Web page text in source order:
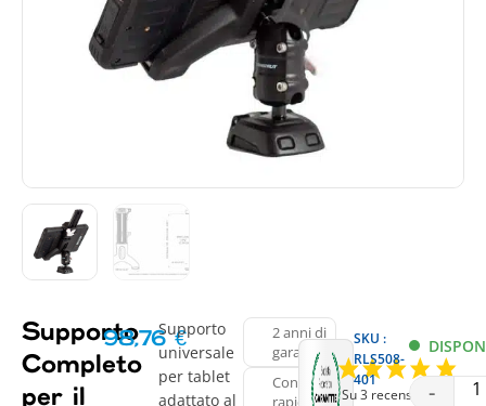
Supporto
Completo
per il
98,76€
Supporto
universale
per tablet
adattato al
2 anni di
garanzia
Consegna
rapida
Su 3 recensioni
SKU :
RLS508-
401
-